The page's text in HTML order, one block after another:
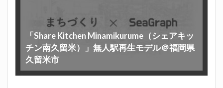
「Share Kitchen Minamikurume（シェアキッ
チン南久留米）」無人駅再生モデル＠福岡県
久留米市